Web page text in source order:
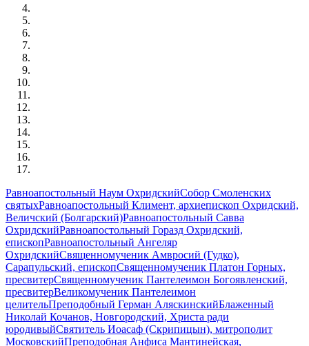
Равноапостольный Наум ОхридскийСобор Смоленских
святыхРавноапостольный Климент, архиепископ Охридский,
Величский (Болгарский)Равноапостольный Савва
ОхридскийРавноапостольный Горазд Охридский,
епископРавноапостольный Ангеляр
ОхридскийСвященномученик Амвросий (Гудко),
Сарапульский, епископСвященномученик Платон Горных,
пресвитерСвященномученик Пантелеимон Богоявленский,
пресвитерВеликомученик Пантелеимон
целительПреподобный Герман АляскинскийБлаженный
Николай Кочанов, Новгородский, Христа ради
юродивыйСвятитель Иоасаф (Скрипицын), митрополит
МосковскийПреподобная Анфиса Мантинейская,